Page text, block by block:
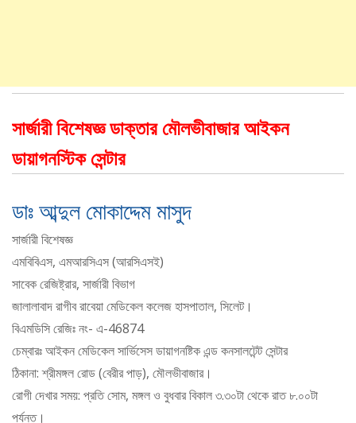
সার্জারী বিশেষজ্ঞ ডাক্তার মৌলভীবাজার আইকন
ডায়াগনস্টিক সেন্টার
ডাঃ আব্দুল মোকাদ্দেম মাসুদ
সার্জারী বিশেষজ্ঞ
এমবিবিএস, এমআরসিএস (আরসিএসই)
সাবেক রেজিষ্ট্রার, সার্জারী বিভাগ
জালালাবাদ রাগীব রাবেয়া মেডিকেল কলেজ হাসপাতাল, সিলেট।
বিএমডিসি রেজিঃ নং- এ-46874
চেম্বারঃ আইকন মেডিকেল সার্ভিসেস ডায়াগনষ্টিক এন্ড কনসালটেন্ট সেন্টার
ঠিকানা: শ্রীমঙ্গল রোড (বেরীর পাড়), মৌলভীবাজার।
রোগী দেখার সময়: প্রতি সোম, মঙ্গল ও বুধবার বিকাল ৩.৩০টা থেকে রাত ৮.০০টা
পর্যন্ত।